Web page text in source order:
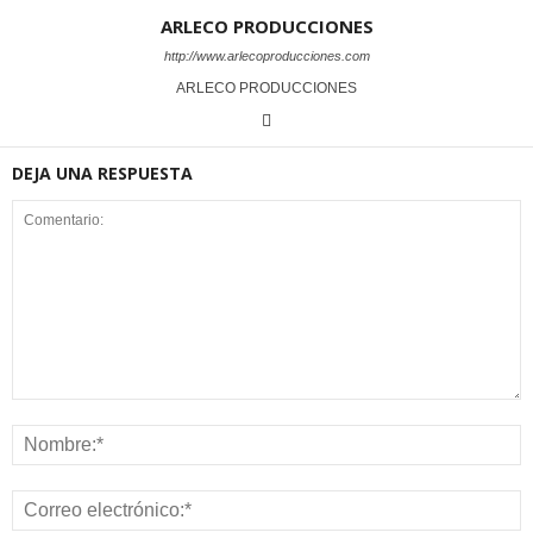
ARLECO PRODUCCIONES
http://www.arlecoproducciones.com
ARLECO PRODUCCIONES
DEJA UNA RESPUESTA